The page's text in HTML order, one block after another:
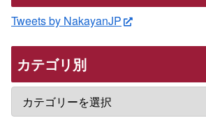
Tweets by NakayanJP
カテゴリ別